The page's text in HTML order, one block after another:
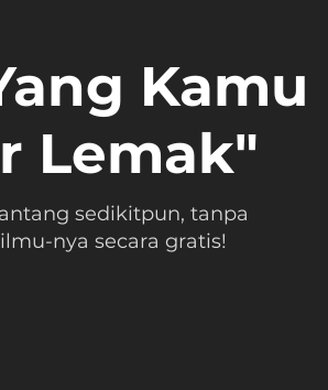
Kamu
Lemak"
sedikitpun, tanpa
nya secara gratis!